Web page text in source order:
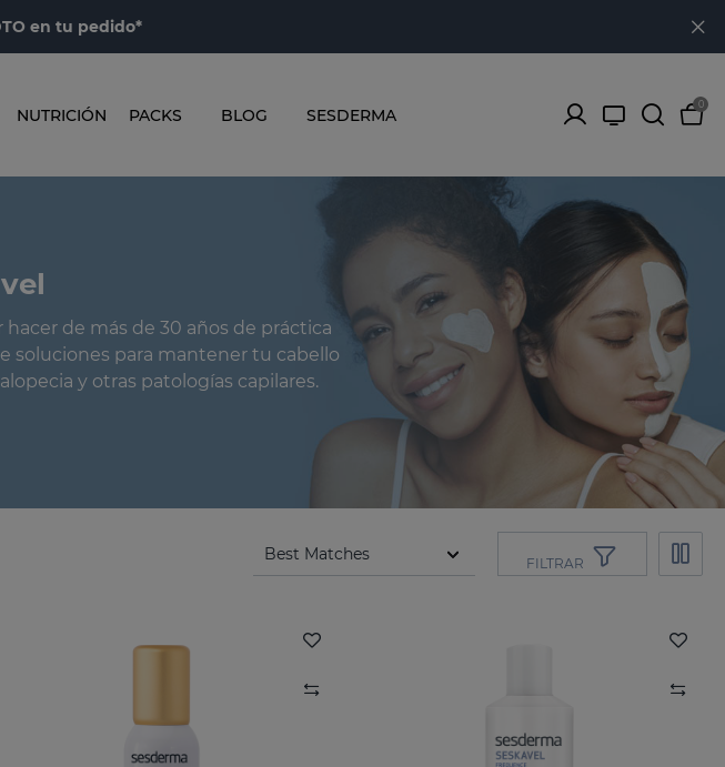
en tu pedido*
NUTRICIÓN PACKS BLOG SESDERMA
0
de más de 30 años de práctica
soluciones para mantener tu cabello
y otras patologías capilares.
FILTRAR